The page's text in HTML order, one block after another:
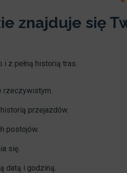
znajduje się
z pełną historią tras.
rzeczywistym.
przejazdów.
postojów.
się.
datą i godziną.